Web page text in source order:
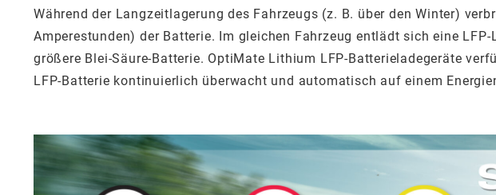
Während der Langzeitlagerung des Fahrzeugs (z. B. über den Winter)
Amperestunden) der Batterie. Im gleichen Fahrzeug entlädt sich eine
größere Blei-Säure-Batterie. OptiMate Lithium LFP-Batterieladegeräte
LFP-Batterie kontinuierlich überwacht und automatisch auf einem